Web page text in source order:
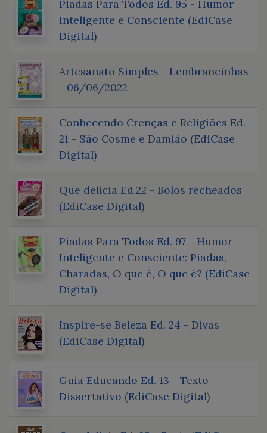
Piadas Para Todos Ed. 95 - Humor
Inteligente e Consciente (EdiCase
Digital)
Artesanato Simples - Lembrancinhas
- 06/06/2022
Conhecendo Crenças e Religiões Ed.
21 - São Cosme e Damião (EdiCase
Digital)
Que delícia Ed.22 - Bolos recheados
(EdiCase Digital)
Piadas Para Todos Ed. 97 - Humor
Inteligente e Consciente: Piadas,
Charadas, O que é, O que é? (EdiCase
Digital)
Inspire-se Beleza Ed. 24 - Divas
(EdiCase Digital)
Guia Educando Ed. 13 - Texto
Dissertativo (EdiCase Digital)